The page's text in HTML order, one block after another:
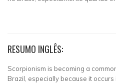
RESUMO INGLÊS:
Scorpionism is becoming a
Brazil, especially because it occurs